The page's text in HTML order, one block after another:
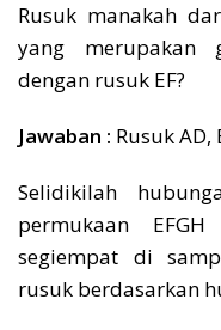
Rusuk manakah
yang merupakan
dengan rusuk EF?
Jawaban : Rusuk AD,
Selidikilah
permukaan
segiempat di
rusuk berdasarkan